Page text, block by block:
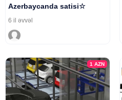
Azerbaycanda satisi☆
6 il əvvəl
1AZN